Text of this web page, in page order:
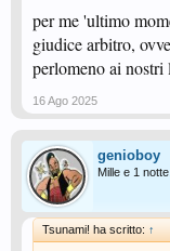
per me 'ultimo
giudice arbitro,
perlomeno ai
16 Ago 2025
genioboy
Mille e 1
Tsunami! ha scritto: ↑